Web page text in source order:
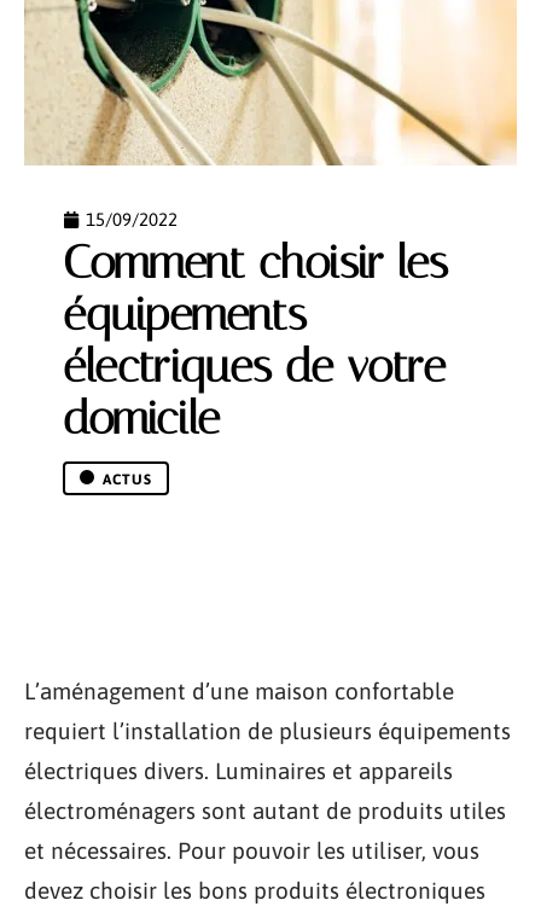
15/09/2022
Comment choisir les
équipements
électriques de votre
domicile
ACTUS
L’aménagement d’une maison confortable
requiert l’installation de plusieurs équipements
électriques divers. Luminaires et appareils
électroménagers sont autant de produits utiles
et nécessaires. Pour pouvoir les utiliser, vous
devez choisir les bons produits électroniques